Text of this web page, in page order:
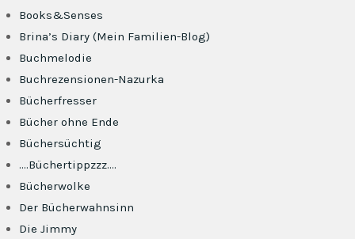
Books&Senses
Brina’s Diary (Mein Familien-Blog)
Buchmelodie
Buchrezensionen-Nazurka
Bücherfresser
Bücher ohne Ende
Büchersüchtig
….Büchertippzzz….
Bücherwolke
Der Bücherwahnsinn
Die Jimmy